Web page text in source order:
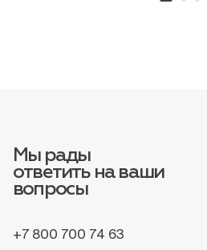
Мы рады
ответить на ваши
вопросы
+7 800 700 74 63